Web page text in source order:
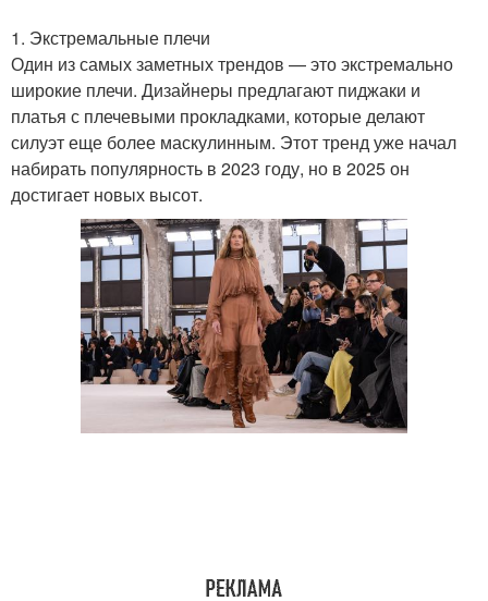
1. Экстремальные плечи
Один из самых заметных трендов — это экстремально
широкие плечи. Дизайнеры предлагают пиджаки и
платья с плечевыми прокладками, которые делают
силуэт еще более маскулинным. Этот тренд уже начал
набирать популярность в 2023 году, но в 2025 он
достигает новых высот.